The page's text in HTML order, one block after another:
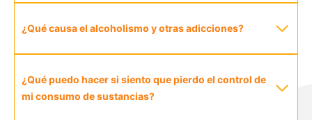
¿Qué causa el alcoholismo y otras adicciones?
¿Qué puedo hacer si siento que pierdo el control de
mi consumo de sustancias?